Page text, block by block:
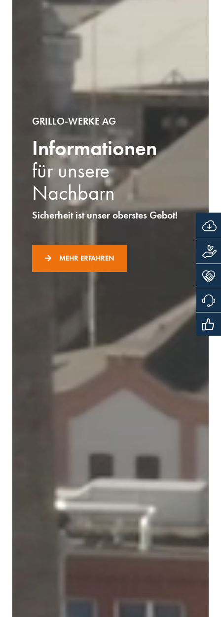
GRILLO-WERKE AG
Informationen
für unsere
Nachbarn
Sicherheit ist unser oberstes Gebot!
MEHR ERFAHREN